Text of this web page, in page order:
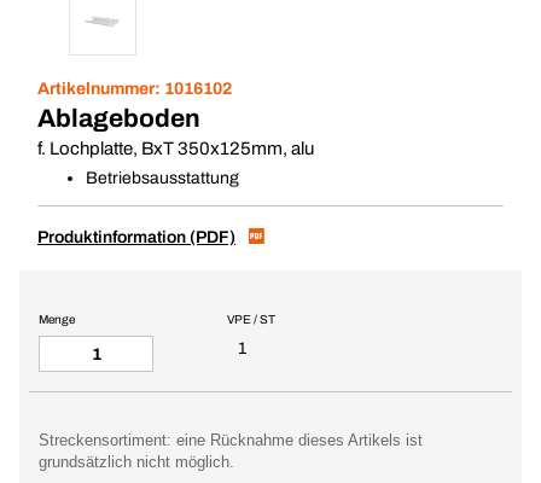
Artikelnummer: 1016102
Ablageboden
f. Lochplatte, BxT 350x125mm, alu
Betriebsausstattung
Produktinformation (PDF)
VPE / ST
1
Menge
Streckensortiment: eine Rücknahme dieses Artikels ist
grundsätzlich nicht möglich.